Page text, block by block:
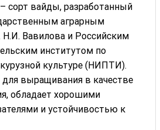
вайды, разработанный
аграрным
Н.И. Вавилова и Российским
институтом по
культуре (НИПТИ).
для выращивания в качестве
обладает хорошими
и устойчивостью к